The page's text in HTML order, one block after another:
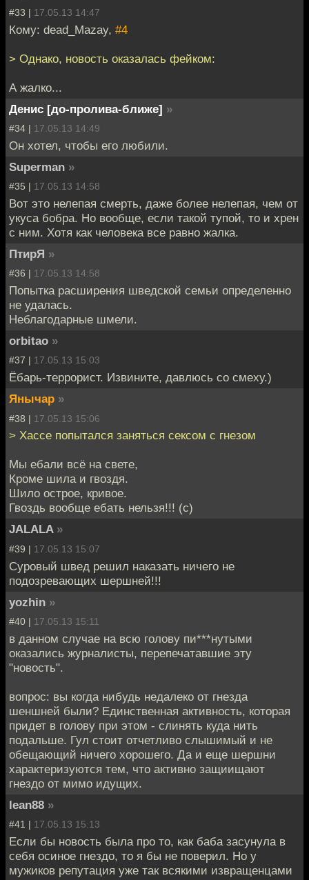
#33 | 17.05.13 14:47
Кому: dead_Mazay, #4
> Однако, новость оказалась фейком:
А жалко...
Денис [до-пролива-ближе] »
#34 | 17.05.13 14:49
Он хотел, чтобы его любили.
Superman »
#35 | 17.05.13 14:58
Вот это нелепая смерть, даже более нелепая, чем от
укуса бобра. Но вообще, если такой тупой, то и хрен
с ним. Хотя как человека все равно жалка.
ПтирЯ »
#36 | 17.05.13 14:58
Попытка расширения шведской семьи определенно
не удалась.
Неблагодарные шмели.
orbitao »
#37 | 17.05.13 15:03
Ёбарь-террорист. Извините, давлюсь со смеху.)
Янычар »
#38 | 17.05.13 15:06
> Хассе попытался заняться сексом с гнезом
Мы ебали всё на свете,
Кроме шила и гвоздя.
Шило острое, кривое.
Гвоздь вообще ебать нельзя!!! (с)
JALALA »
#39 | 17.05.13 15:07
Суровый швед решил наказать ничего не
подозревающих шершней!!!
yozhin »
#40 | 17.05.13 15:11
в данном случае на всю голову пи***нутыми
оказались журналисты, перепечатавшие эту
"новость".
вопрос: вы когда нибудь недалеко от гнезда
шеншней были? Единственная активность, которая
придет в голову при этом - слинять куда нить
подальше. Гул стоит отчетливо слышимый и не
обещающий ничего хорошего. Да и еще шершни
характеризуются тем, что активно защиищают
гнездо от мимо идущих.
lean88 »
#41 | 17.05.13 15:13
Если бы новость была про то, как баба засунула в
себя осиное гнездо, то я бы не поверил. Но у
мужиков репутация уже так всякими извращенцами